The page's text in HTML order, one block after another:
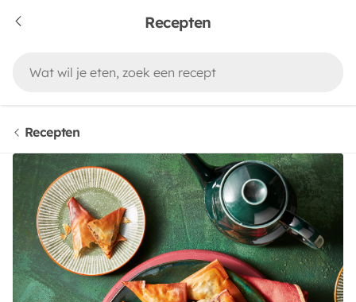
Recepten
Recepten